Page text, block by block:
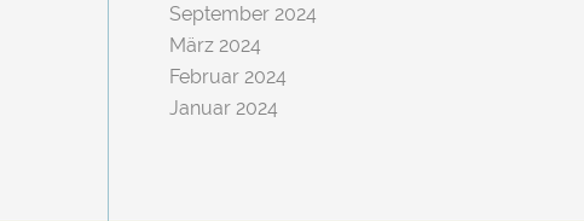
September 2024
März 2024
Februar 2024
Januar 2024